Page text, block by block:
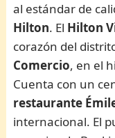
al estándar de
Hilton. El Hilton
corazón del
Comercio, en el
Cuenta con un
restaurante
internacional. El